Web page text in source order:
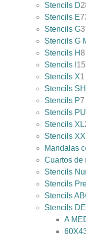
Stencils D
Stencils E
Stencils G
Stencils G
Stencils H8
Stencils I 15
Stencils X1
Stencils SH
Stencils P7
Stencils
Stencils XL
Stencils
Mandalas
Cuartos de
Stencils
Stencils
Stencils
Stencils
A